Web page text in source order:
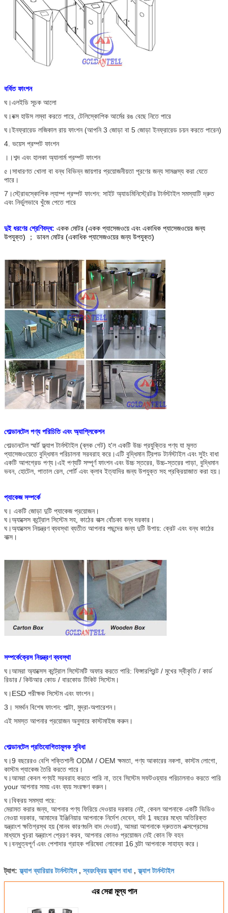
বর্ধিত ফাংশন
ঘ।এলইডি সূচক আলো
ঘ।বক্স হাউস লম্বা করতে পারে, টেলিস্কোপিক আর্মের রঙ বেছে নিতে পারে
ঘ।ইনফ্রারেড লজিকাল রায় ফাংশন (আপনি 3 জোড়া বা 5 জোড়া ইনফ্রারেড চয়ন করতে পারেন)
4. ভয়েস প্রম্পট ফাংশন
।।শব্দ এবং হালকা অ্যালার্ম প্রম্পট ফাংশন
৫।সাধারণত খোলা বা বন্ধ বিভিন্ন জায়গার প্রয়োজনীয়তা পূরণের জন্য সামঞ্জস্য করা যেতে
পারে।
7।স্ট্রোবস্কোপিক ল্যাম্প প্রম্পট ফাংশন: সাইট অ্যাডমিনিস্ট্রেটর টার্নস্টাইল সমস্যাটি দ্রুত
এবং নির্ভুলভাবে খুঁজে পেতে পারে
দুই ধরণের শ্রেণিবদ্ধ: একক মোটর (একক প্যাসেজওয়ে এবং একাধিক প্যাসেজওয়ের জন্য
উপযুক্ত) ； ডাবল মোটর (একাধিক প্যাসেজওয়ের জন্য উপযুক্ত)
গোল্ডানটেল পণ্য পরিচিতি এবং অ্যাপ্লিকেশন
গোল্ডানটেল স্মার্ট ফ্ল্যাপ টার্নস্টাইল (ব্লক গেট) হ'ল একটি উচ্চ প্রযুক্তির পণ্য যা মূলত
প্যাসেজওয়েতে বুদ্ধিমান পরিচালনা সরবরাহ করে।এটি বুদ্ধিমান ট্রিপড টার্নস্টাইল এবং সুইং বাধা
একটি আপগ্রেড পণ্য।এই পণ্যটি সম্পূর্ণ ফাংশন এবং উচ্চ স্তরের, উচ্চ-স্তরের পাড়া, বুদ্ধিমান
ভবন, হোটেল, পাতাল রেল, পোর্ট এবং ক্লাব ইত্যাদির জন্য উপযুক্ত সহ প্রক্রিয়াজাত করা হয়।
প্যাকেজ সম্পর্কে
ঘ। একটি জোড়া দুটি প্যাকেজ প্রয়োজন।
ঘ।অ্যাক্সেস কন্ট্রোল সিস্টেম সহ, কাঠের বাক্স বোঁচকা বন্ধ দরকার।
ঘ।অ্যাক্সেস নিয়ন্ত্রণ ব্যবস্থা ব্যতীত আপনার পছন্দের জন্য দুটি উপায়: ক্রেট এবং বন্ধ কাঠের
বাক্স।
সম্পর্কেক্রেস নিয়ন্ত্রণ ব্যবস্থা
ঘ।আমরা অ্যাক্সেস কন্ট্রোল সিস্টেমটি অফার করতে পারি: ফিঙ্গারপ্রিন্ট / মুখের স্বীকৃতি / কার্ড
রিডার / কিউআর কোড / বারকোড টিকিট সিস্টেম।
ঘ।ESD পরীক্ষক সিস্টেম এবং ফাংশন।
3। সমর্থন বিশেষ ফাংশন: পাল্টা, মুদ্রা-অপারেশন।
এই সমস্ত আপনার প্রয়োজন অনুসারে কাস্টমাইজ করুন।
গোল্ডানটেলপ্রতিযোগিতামূলক সুবিধা
ঘ।9 বছরেরও বেশি শক্তিশালী ODM / OEM ক্ষমতা, পণ্য আকারের নকশা, কাস্টম লোগো,
কাস্টম প্যাকেজ তৈরি করতে পারে।
ঘ।আমরা কেবল পণ্যই সরবরাহ করতে পারি না, তবে সিস্টেম সফটওয়্যার পরিচালনাও করতে পারি
your আপনার সময় এবং ব্যয় সংরক্ষণ করুন।
ঘ।বিক্রয় সমস্যা পরে:
মেরামত করার জন্য, আপনার পণ্য ফিরিয়ে দেওয়ার দরকার নেই, কেবল আপনাকে একটি ভিডিও
নেওয়া দরকার, আমাদের ইঞ্জিনিয়ার আপনাকে নির্দেশ দেবেন, যদি 1 বছরের মধ্যে অতিরিক্ত
যন্ত্রাংশ ক্ষতিগ্রস্থ হয় (মানব কারণগুলি বাদ দেওয়া), আমরা আপনাকে দ্রুততম এক্সপ্রেসের
মাধ্যমে খুচরা যন্ত্রাংশ প্রেরণ করব, আপনার কোনও প্রয়োজন নেই কোন ফি বহন
ঘ।বন্ধুত্বপূর্ণ এবং পেশাদার গ্রাহক পরিষেবা লোকেরা 16 ঘন্টা আপনাকে সাহায্য করে।
ট্যাগ:ফ্ল্যাপ ব্যারিয়ার টার্নস্টাইল,স্বয়ংক্রিয় ফ্ল্যাপ বাধা,ফ্ল্যাপ টার্নস্টাইল
এর সেরা মূল্য পান